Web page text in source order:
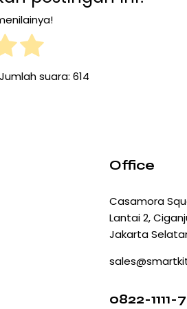
suara: 614
Office
Casamora
Lantai 2,
Jakarta
0822-1111-